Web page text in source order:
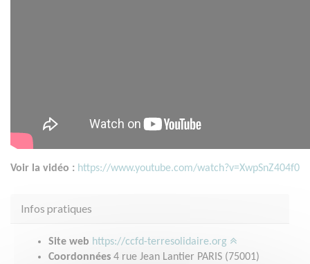
Voir la vidéo : https://www.youtube.com/watch?v=XwpSnZ404f0
Infos pratiques
Site web https://ccfd-terresolidaire.org
Coordonnées 4 rue Jean Lantier PARIS (75001)